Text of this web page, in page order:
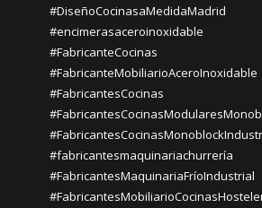
#DiseñoCocinasaMedidaMadrid
#encimerasaceroinoxidable
#FabricanteCocinas
#FabricanteMobiliarioAceroInoxidable
#FabricantesCocinas
#fabricantesmaquinariachurrería
#FabricantesMaquinariaFríoIndustrial